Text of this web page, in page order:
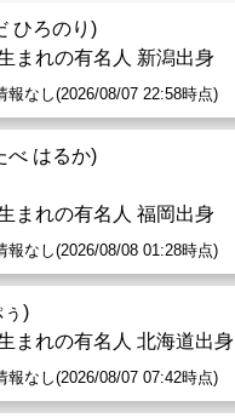
ひろのり)
まれの有名人 新潟出身
報なし(2026/08/07 22:58時点)
べ はるか)
まれの有名人 福岡出身
報なし(2026/08/08 01:28時点)
ぅ)
まれの有名人 北海道出身
報なし(2026/08/07 07:42時点)